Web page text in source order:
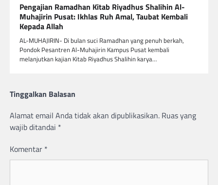
Pengajian Ramadhan Kitab Riyadhus Shalihin Al-
Muhajirin Pusat: Ikhlas Ruh Amal, Taubat Kembali
Kepada Allah
AL-MUHAJIRIN- Di bulan suci Ramadhan yang penuh berkah,
Pondok Pesantren Al-Muhajirin Kampus Pusat kembali
melanjutkan kajian Kitab Riyadhus Shalihin karya…
Tinggalkan Balasan
Alamat email Anda tidak akan dipublikasikan. Ruas yang
wajib ditandai *
Komentar *